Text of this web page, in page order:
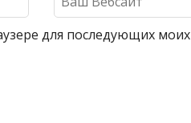
для последующих моих